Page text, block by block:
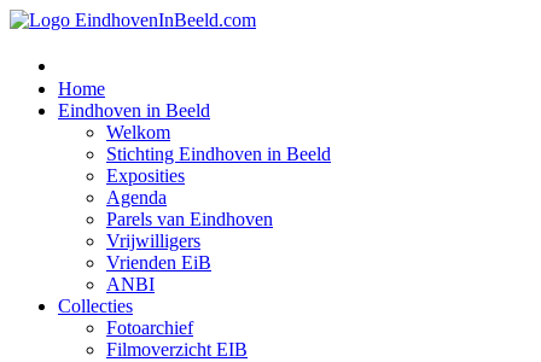
Home
Eindhoven in Beeld
Welkom
Stichting Eindhoven in Beeld
Exposities
Agenda
Parels van Eindhoven
Vrijwilligers
Vrienden EiB
ANBI
Collecties
Fotoarchief
Filmoverzicht EIB